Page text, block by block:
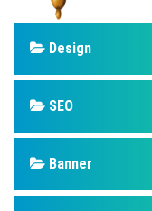
Design
SEO
Banner